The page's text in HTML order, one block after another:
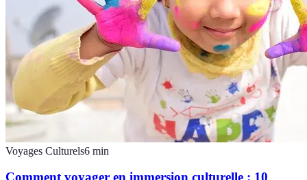
Voyages Culturels6 min
Comment voyager en immersion culturelle : 10